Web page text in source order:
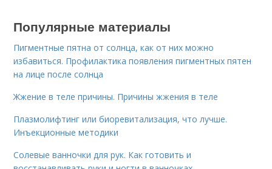
Популярные материалы
Пигментные пятна от солнца, как от них можно
избавиться. Профилактика появления пигментных пятен
на лице после солнца
Жжение в теле причины. Причины жжения в теле
Плазмолифтинг или биоревитализация, что лучше.
Инъекционные методики
Солевые ванночки для рук. Как готовить и